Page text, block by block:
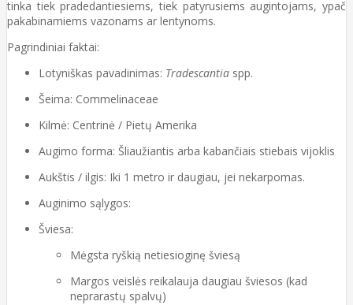
tinka tiek pradedantiesiems, tiek patyrusiems augintojams, ypač
pakabinamiems vazonams ar lentynoms.
Pagrindiniai faktai:
Lotyniškas pavadinimas: Tradescantia spp.
Šeima: Commelinaceae
Kilmė: Centrinė / Pietų Amerika
Augimo forma: Šliaužiantis arba kabančiais stiebais vijoklis
Aukštis / ilgis: Iki 1 metro ir daugiau, jei nekarpomas.
Auginimo sąlygos:
Šviesa:
Mėgsta ryškią netiesioginę šviesą
Margos veislės reikalauja daugiau šviesos (kad
neprarastų spalvų)